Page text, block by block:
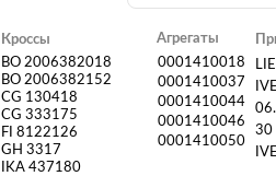
Кроссы
BO 2006382018
BO 2006382152
CG 130418
CG 333175
FI 8122126
GH 3317
IKA 437180
Агрегаты
0001410018
0001410037
0001410044
0001410046
0001410050
30